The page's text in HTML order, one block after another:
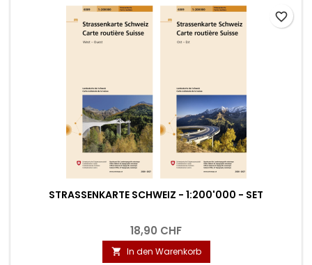
STRASSENKARTE SCHWEIZ - 1:200'000 - SET
18,90 CHF
 In den Warenkorb
favorite_border